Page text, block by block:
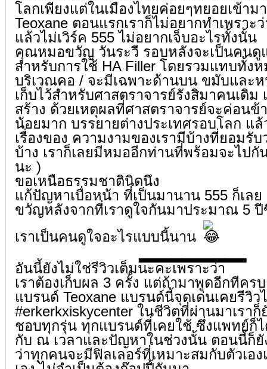
โลกเพียงแต่ในเมืองไทยค่อยๆทยอยเข้า
Teoxane ตอนแรกเราก็ไม่อยากทำเพราะ
แล้วไม่เวิร์ค 555 ไม่อยากเจ็บอะไรทั้งนั้น
คุณหมอขวัญ วันระวี รอบหลังจะเป็นคนดู
สำหรับการใช้ HA Filler โดยรวมแทบทั้ง
บริเวณคอ / จะมีเฉพาะด้านบน ขมับและห
เก็บไว้สำหรับศาสตราจารย์รังสิมาคนเดิม
สร้าง ด้วยเหตุผลที่ศาสตราจารย์จะค่อนข้
น้อยมาก บรรยายต่างประเทศรอบโลก แ
เรื่องของ ความงามของเรามีบ้างที่ยอมรั
บ้าง เราก็เลยมีหมออีกท่านที่พร้อมจะไป
นะ )
ขอเหนือธรรมชาตินิดนึง
แก้ปัญหาเบื่อหน้า ที่เป็นมานาน 555 ก็เล
ขวัญหลังจากที่เราดูใจกันมาประมาณ 5
เราเป็นคนดูใจอะไรแบบนี้นาน
▂▂▂▂▂▂▂▂▂▂
อันนี้ยังไม่ใช่รีวิวเต็มนะคะเพราะว่า
เราต้องเก็บผล 3 ครั้ง แต่ถ้ามาพูดอีกทีคร
แบรนด์ Teoxane แบรนด์นี้จุดเด่นเคยรีวิ
#erkerkxiskycenter ในชีวิตที่ผ่านมาเราก็
ชอบทุกรุ่น ทุกแบรนด์ที่เคยใช้ ซึ่งแพทย์ก็ไ
กับ ณ เวลาและปัญหาในช่วงนั้น ตอนนี้ก็ยั
ว่าทุกคนจะมีฟิลเลอร์ที่เหมาะสมกับตัวเอง